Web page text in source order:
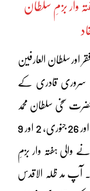
وار بزمِ سلطان
اور سلطان العارفین
سروری قادری کے
سخی سلطان محمد
نجیب الرحمٰن مدظلہ الاقدس نے 19 اور 26 جنوری، 2 اور 9
پذیر ہونے والی ہفتہ وار بزمِ
آپ مد ظلہ الاقدس